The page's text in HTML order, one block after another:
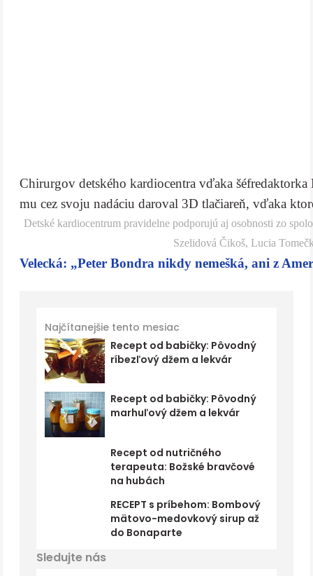
Chirurgov detského kardiocentra vďaka
mu cez svoju nadáciu daroval 3D tlačiareň, vďaka
Detské kardiocentrum pravidelne podporujú aj osobnosti zo
Szelidová Čikoš, Lucia
Velecká: „Peter Bondra nikdy nemešká, ani z
Najčítanejšie tento mesiac
Recept od babičky: Pôvodný
ríbezľový džem a lekvár
Recept od babičky: Pôvodný
marhuľový džem a lekvár
Recept od nutričného
terapeuta: Božské bravčové
na hubách
RECEPT s príbehom: Bombový
mätovo-medovkový sirup až
do Bonaparte
Sledujte nás